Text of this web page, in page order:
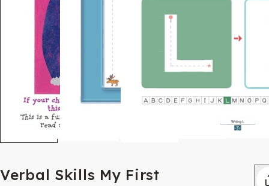
Verbal Skills My First